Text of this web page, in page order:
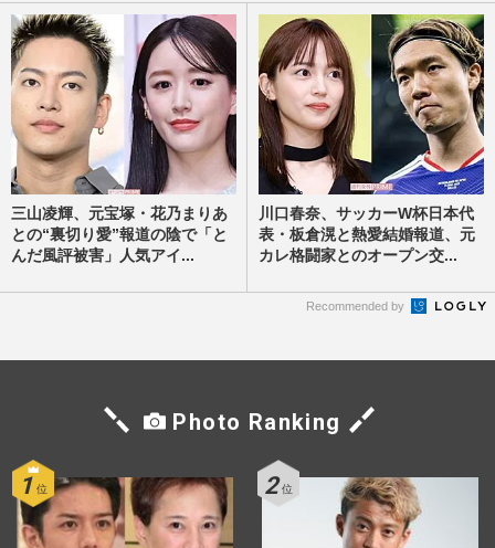
三山凌輝、元宝塚・花乃まりあ
との“裏切り愛”報道の陰で「と
んだ風評被害」人気アイ...
川口春奈、サッカーW杯日本代
表・板倉滉と熱愛結婚報道、元
カレ格闘家とのオープン交...
Recommended by
Photo Ranking